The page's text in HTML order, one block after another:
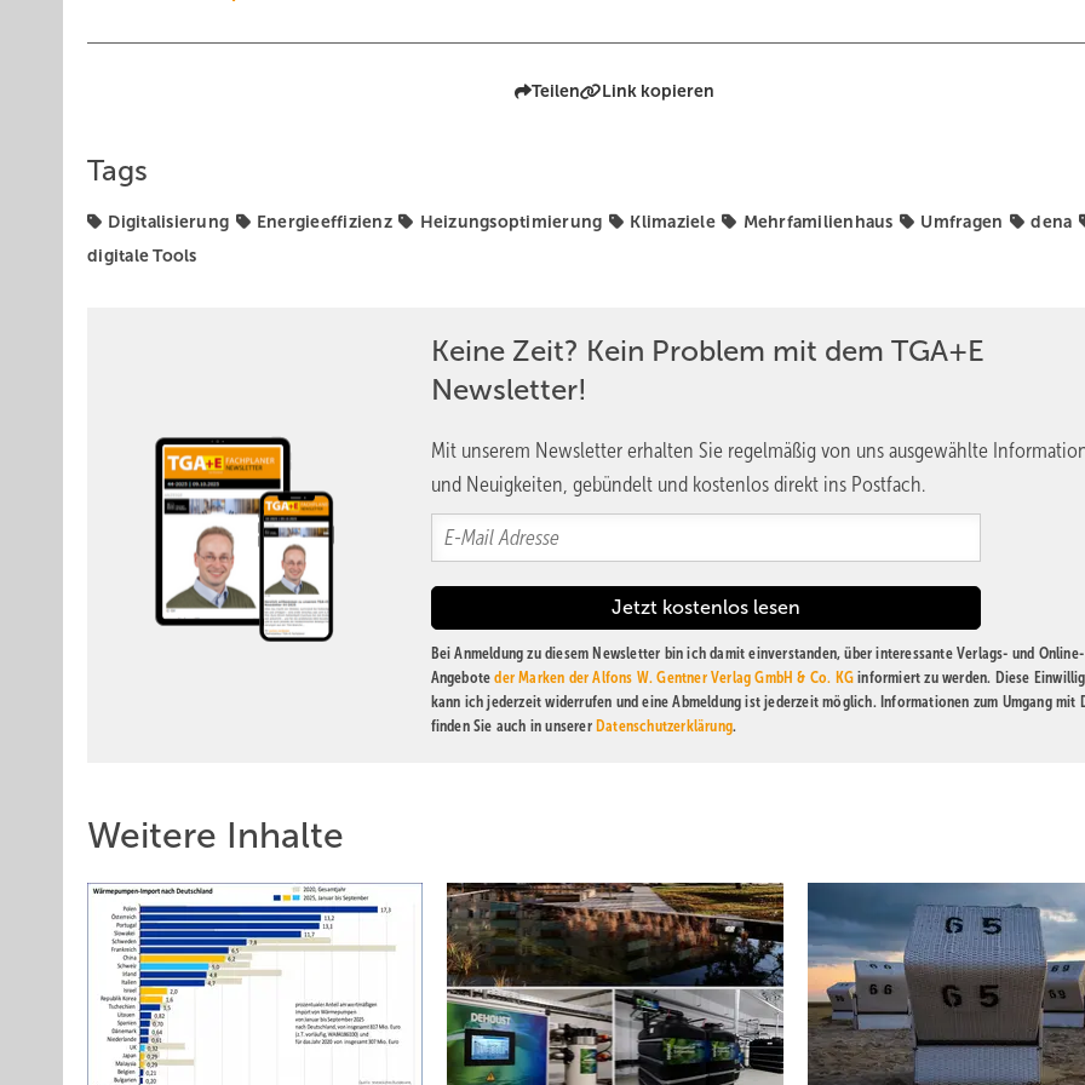
Teilen Link kopieren
Tags
Digitalisierung Energieeffizienz Heizungsoptimierung Klimaziele Mehrfamilienhaus Umfragen
dena
digitale Tools
Keine Zeit? Kein Problem mit dem TGA+E
Newsletter!
Mit unserem Newsletter erhalten Sie regelmäßig von uns ausgewählte
und Neuigkeiten, gebündelt und kostenlos direkt ins Postfach.
Bei Anmeldung zu diesem Newsletter bin ich damit einverstanden, über interessante Verlags- und Online-
Angeboteder Marken der Alfons W. Gentner Verlag GmbH & Co. KG informiert zu werden. Diese
kann ich jederzeit widerrufen und eine Abmeldung ist jederzeit möglich. Informationen zum Umgang mit
finden Sie auch in unserer Datenschutzerklärung.
Weitere Inhalte